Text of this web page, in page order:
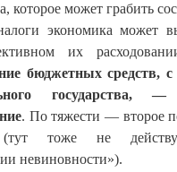
которое может грабить
экономика может
их
бюджетных средств,
государства, —
. По тяжести — второе
(тут тоже не
невиновности»).